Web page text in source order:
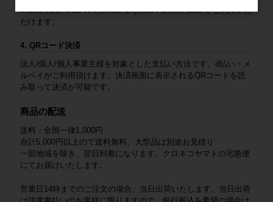
Mastercard / JCB / American Express / Diners Club がご利用いた
だけます。
4. QRコード決済
法人/個人/個人事業主様を対象とした支払い方法です。d払い・メ
ルペイがご利用頂けます。決済画面に表示されるQRコードを読
み取って決済が可能です。
商品の配送
送料：全国一律1,000円
合計5,000円以上ので送料無料、大型品は別途お見積り
一部地域を除き、翌日到着になります。クロネコヤマトの宅急便
にてお届けいたします。
営業日14時までのご注文の場合、当日出荷いたします。当日出荷